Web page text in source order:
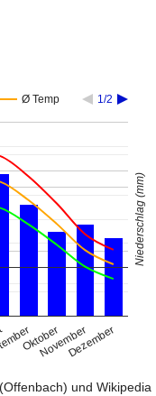
Ø Temp 1/2
Oktober
NovemberDezember
Niederschlag (mm)
und Wikipedia